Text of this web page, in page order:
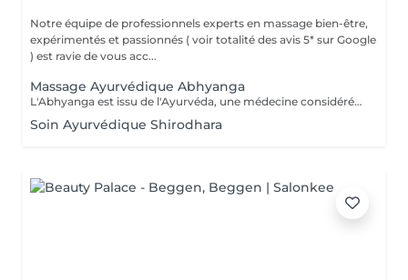
Notre équipe de professionnels experts en massage bien-être,
expérimentés et passionnés ( voir totalité des avis 5* sur Google
) est ravie de vous acc...
Massage Ayurvédique Abhyanga
L'Abhyanga est issu de l'Ayurvéda, une médecine considérée comme sacrée en Inde depuis plus de 4000 ans. Il s'appuie sur les sept centres énergétiques du corps que le praticien va rééquilibrer en stimulant les trajets de l'énergie afin de permettre à celle-ci de circuler librement dans tout le corps. Usage d'huiles ayurvédiques chaudes, pressions, frictions, étirements dans un rythme modéré, en alternant des manuvres lentes et plus rapides. Résultat, le bien-être physique et émotionnel sont retrouvés. Pour tous, en particulier les personnes nerveuses souffrant de stress, de fatigue et ayant du mal à gérer leurs émotions. Le massage Abhyanga fait également des merveilles sur : la concentration, le sommeil, la digestion, la dépression. Sur le plan physiologique, il permet de favoriser la circulation sanguine, la respiration, l'assouplissement des articulations et le relâchement musculaire.
Soin Ayurvédique Shirodhara